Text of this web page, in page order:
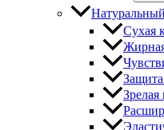
Сухая
Зрелая